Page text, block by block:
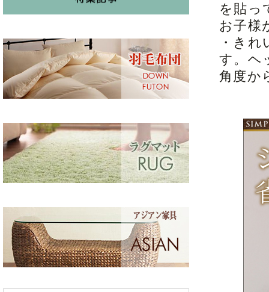
を貼っ
お子様
・き
す。ヘ
角度か